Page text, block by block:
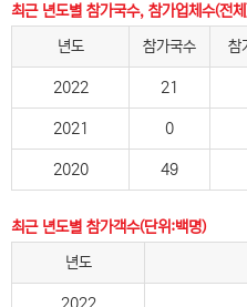
최근 년도별 참가국수, 참가업체수(전
년도
참가국수 참
2022 21
2021 0
2020 49
최근 년도별 참가객수(단위:백명)
년도